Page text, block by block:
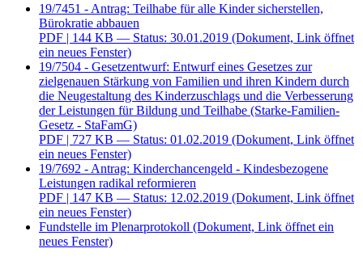
19/7451 - Antrag: Teilhabe für alle Kinder sicherstellen,
Bürokratie abbauen
PDF | 144 KB — Status: 30.01.2019 (Dokument, Link öffnet
ein neues Fenster)
19/7504 - Gesetzentwurf: Entwurf eines Gesetzes zur
zielgenauen Stärkung von Familien und ihren Kindern durch
die Neugestaltung des Kinderzuschlags und die Verbesserung
der Leistungen für Bildung und Teilhabe (Starke-Familien-
Gesetz - StaFamG)
PDF | 727 KB — Status: 01.02.2019 (Dokument, Link öffnet
ein neues Fenster)
19/7692 - Antrag: Kinderchancengeld - Kindesbezogene
Leistungen radikal reformieren
PDF | 147 KB — Status: 12.02.2019 (Dokument, Link öffnet
ein neues Fenster)
Fundstelle im Plenarprotokoll (Dokument, Link öffnet ein
neues Fenster)